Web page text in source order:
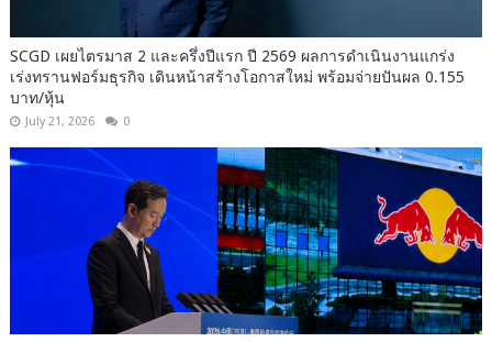
SCGD เผยไตรมาส 2 และครึ่งปีแรก ปี 2569 ผลการดำเนินงานแกร่ง
เร่งทรานฟอร์มธุรกิจ เดินหน้าสร้างโอกาสใหม่ พร้อมจ่ายปันผล 0.155
บาท/หุ้น
July 21, 2026 0